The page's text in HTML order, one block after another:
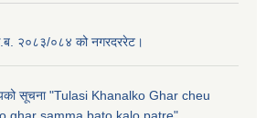
२०८३/०८४ को नगरदररेट।
सूचना "Tulasi Khanalko Ghar cheu
ghar samma bato kalo patre".